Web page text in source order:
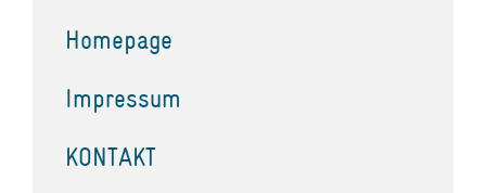
Homepage
Impressum
KONTAKT